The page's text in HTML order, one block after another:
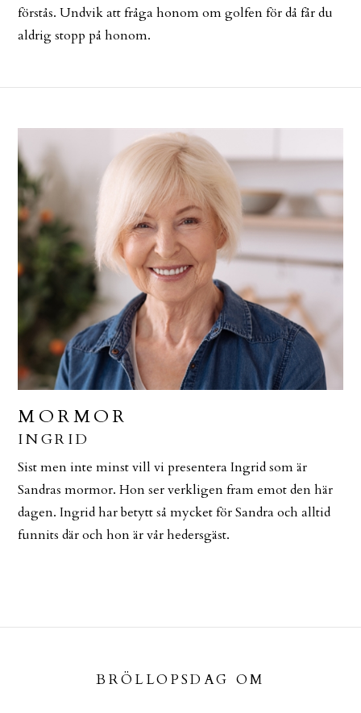
förstås. Undvik att fråga honom om golfen för då får du
aldrig stopp på honom.
MORMOR
INGRID
Sist men inte minst vill vi presentera Ingrid som är
Sandras mormor. Hon ser verkligen fram emot den här
dagen. Ingrid har betytt så mycket för Sandra och alltid
funnits där och hon är vår hedersgäst.
BRÖLLOPSDAG OM